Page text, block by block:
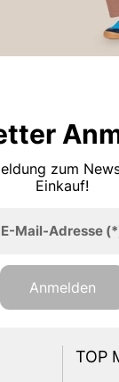
zum
Einkauf!
E-Mail-Adresse
Anmelden
TOP